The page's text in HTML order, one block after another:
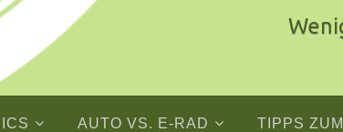
AUTO VS. E-RAD TIPPS